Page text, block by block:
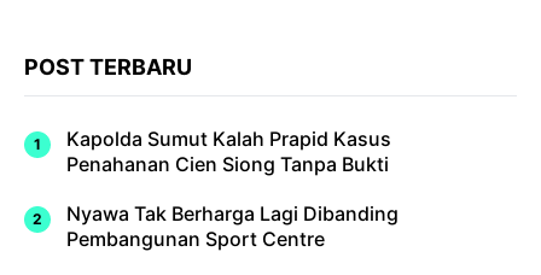
POST TERBARU
Kapolda Sumut Kalah Prapid Kasus
Penahanan Cien Siong Tanpa Bukti
Nyawa Tak Berharga Lagi Dibanding
Pembangunan Sport Centre